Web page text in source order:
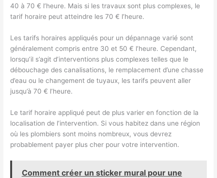
40 à 70 € l’heure. Mais si les travaux sont plus complexes, le
tarif horaire peut atteindre les 70 € l’heure.
Les tarifs horaires appliqués pour un dépannage varié sont
généralement compris entre 30 et 50 € l’heure. Cependant,
lorsqu’il s’agit d’interventions plus complexes telles que le
débouchage des canalisations, le remplacement d’une chasse
d’eau ou le changement de tuyaux, les tarifs peuvent aller
jusqu’à 70 € l’heure.
Le tarif horaire appliqué peut de plus varier en fonction de la
localisation de l’intervention. Si vous habitez dans une région
où les plombiers sont moins nombreux, vous devrez
probablement payer plus cher pour votre intervention.
Comment créer un sticker mural pour une